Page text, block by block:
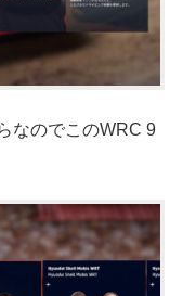
なのでこのWRC 9